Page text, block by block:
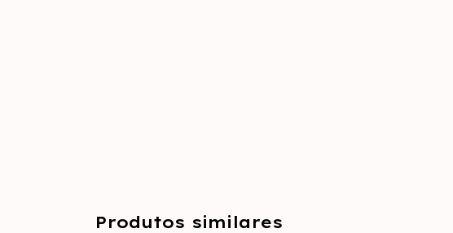
Produtos similares